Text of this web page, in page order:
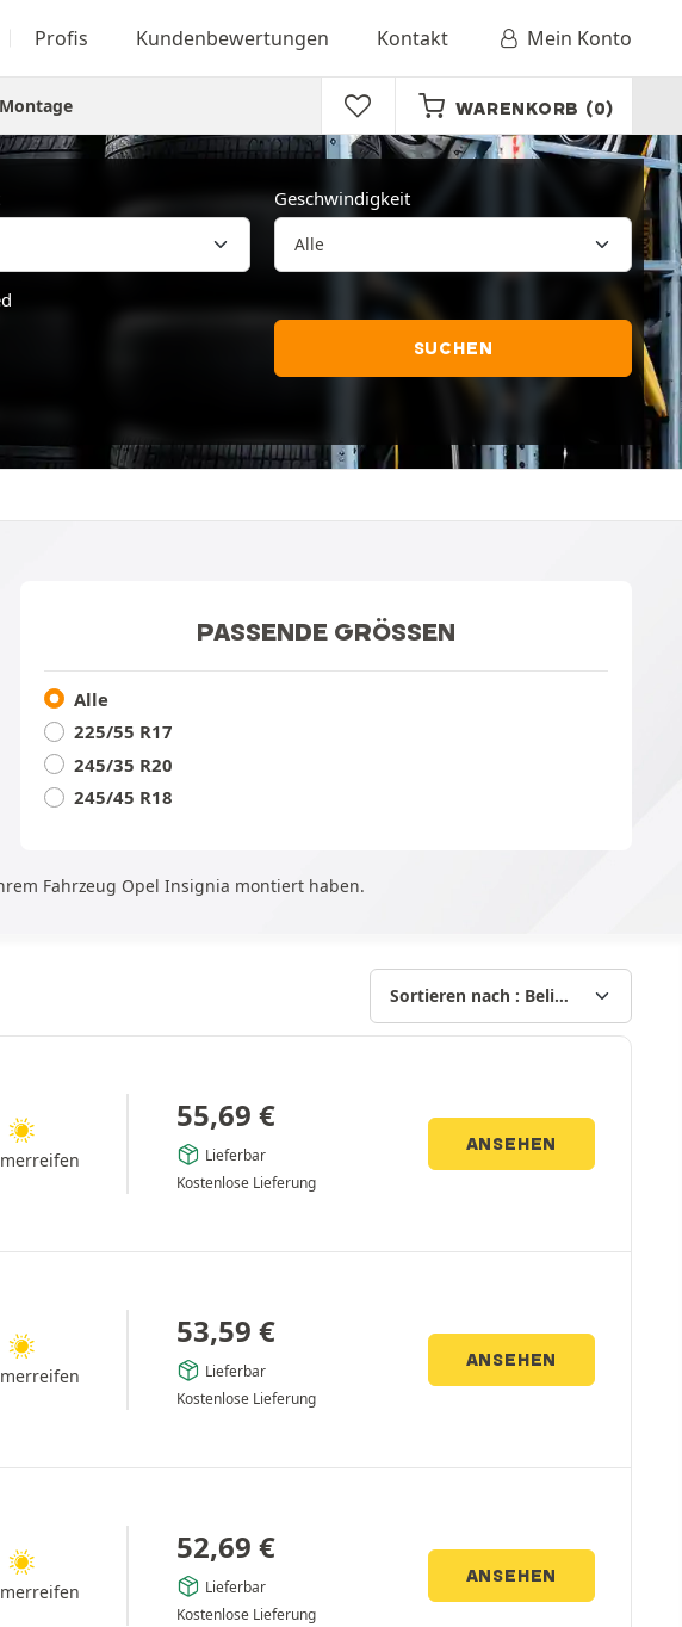
Profis Kundenbewertungen Kontakt Mein Konto
WARENKORB (0)
Geschwindigkeit
SUCHEN
PASSENDE GRÖSSEN
Alle
225/55 R17
245/35 R20
245/45 R18
Fahrzeug Opel Insignia montiert haben.
55,69 €
Lieferbar
Kostenlose Lieferung
ANSEHEN
53,59 €
Lieferbar
Kostenlose Lieferung
ANSEHEN
52,69 €
Lieferbar
Kostenlose Lieferung
ANSEHEN